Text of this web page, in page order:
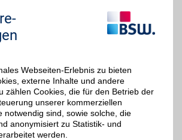
Auf Karte anzeigen
Service KFZ Besemer
Ulrich-Gminder-Str. 1,
72654
Neckartenzlingen
Auf Karte anzeigen
Webseiten-Erlebnis zu bieten
externe Inhalte und andere
zählen Cookies, die für den Betrieb der
unserer kommerziellen
notwendig sind, sowie solche, die
anonymisiert zu Statistik- und
werden.